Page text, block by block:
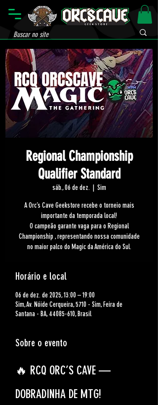
Regional Championship
Qualifier Standard
sáb., 06 de dez. Sim
A Orc’s Cave Geekstore recebe o torneio mais
importante da temporada local!
O campeão garante vaga para o Regional
Championship , representando nossa comunidade
no maior palco do Magic da América do Sul.
Horário e local
06 de dez. de 2025, 13:00 – 19:00
Sim, Av. Nóide Cerqueira, 5710 - Sim, Feira de
Santana - BA, 44085-610, Brasil
Sobre o evento
🔥 RCQ ORC’S CAVE —
DOBRADINHA DE MTG!